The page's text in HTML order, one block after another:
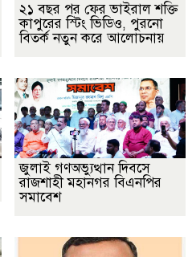
২১ বছর পর ফের ভাইরাল শক্তি
কাপুরের স্টিং ভিডিও, পুরনো
বিতর্ক নতুন করে আলোচনায়
জুলাই গণঅভ্যুত্থান দিবসে
রাজশাহী মহানগর বিএনপির
সমাবেশ